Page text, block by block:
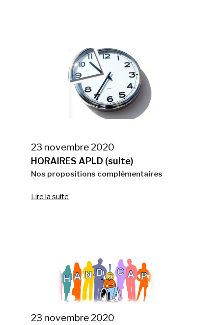
23 novembre 2020
HORAIRES APLD (suite)
Nos propositions complémentaires
Lire la suite
23 novembre 2020